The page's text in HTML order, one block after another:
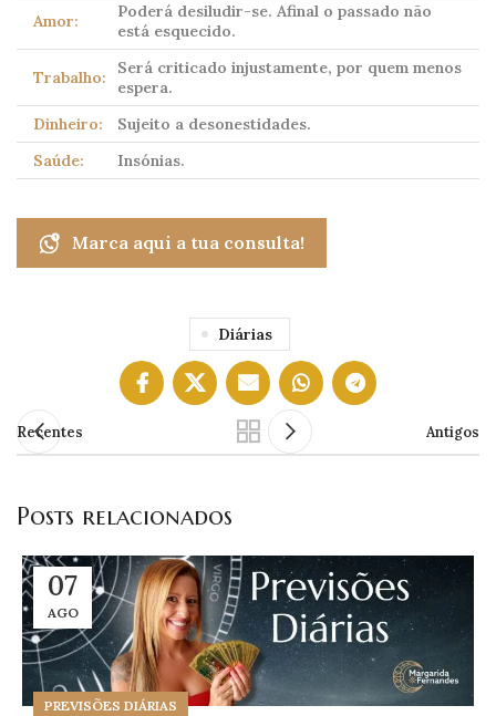
Amor:
Poderá desiludir-se. Afinal o passado não
está esquecido.
Trabalho:
Será criticado injustamente, por quem menos
espera.
Dinheiro:
Sujeito a desonestidades.
Saúde:
Insónias.
Marca aqui a tua consulta!
Diárias
Recentes Antigos
Posts relacionados
07
AGO
PREVISÕES DIÁRIAS